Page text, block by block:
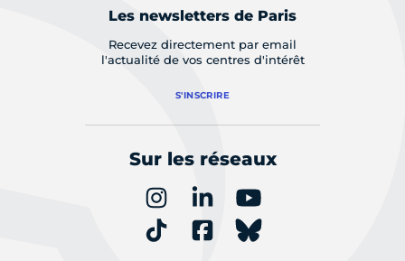
Les newsletters de Paris
Recevez directement par email
l'actualité de vos centres d'intérêt
S'INSCRIRE
Sur les réseaux